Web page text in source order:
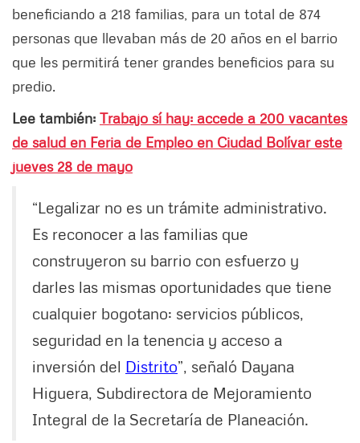
beneficiando a 218 familias, para un total de 874
personas que llevaban más de 20 años en el barrio
que les permitirá tener grandes beneficios para su
predio.
Lee también: Trabajo sí hay: accede a 200 vacantes
de salud en Feria de Empleo en Ciudad Bolívar este
jueves 28 de mayo
“Legalizar no es un trámite administrativo.
Es reconocer a las familias que
construyeron su barrio con esfuerzo y
darles las mismas oportunidades que tiene
cualquier bogotano: servicios públicos,
seguridad en la tenencia y acceso a
inversión del Distrito”, señaló Dayana
Higuera, Subdirectora de Mejoramiento
Integral de la Secretaría de Planeación.